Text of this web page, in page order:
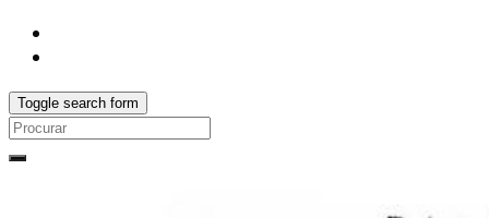
Toggle search form
Search